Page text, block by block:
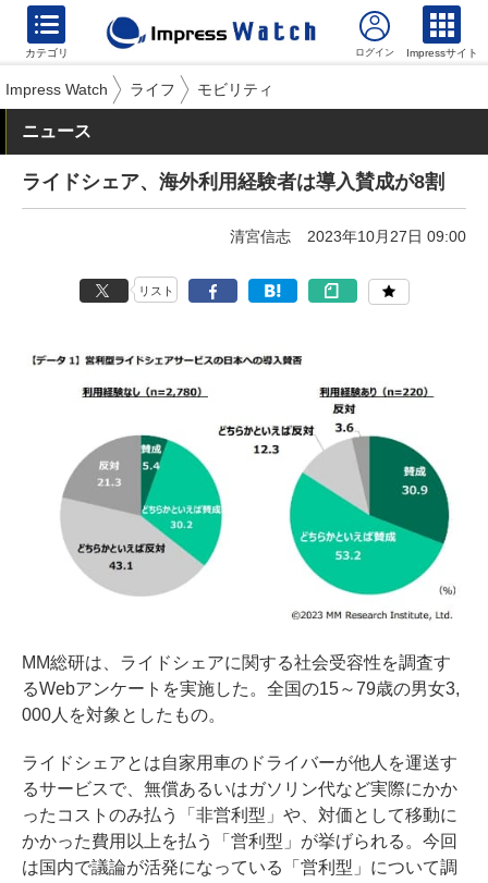
カテゴリ Impressサイト
Impress Watch ライフ モビリティ
ニュース
ライドシェア、海外利用経験者は導入賛成が8割
清宮信志 2023年10月27日 09:00
リスト
MM総研は、ライドシェアに関する社会受容性を調査す
るWebアンケートを実施した。全国の15～79歳の男女3,
000人を対象としたもの。
ライドシェアとは自家用車のドライバーが他人を運送す
るサービスで、無償あるいはガソリン代など実際にかか
ったコストのみ払う「非営利型」や、対価として移動に
かかった費用以上を払う「営利型」が挙げられる。今回
は国内で議論が活発になっている「営利型」について調